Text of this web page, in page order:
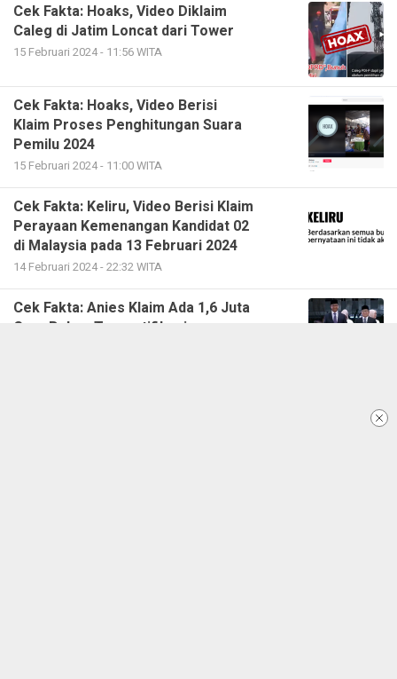
Cek Fakta: Hoaks, Video Diklaim
Caleg di Jatim Loncat dari Tower
15 Februari 2024 - 11:56 WITA
Cek Fakta: Hoaks, Video Berisi
Klaim Proses Penghitungan Suara
Pemilu 2024
15 Februari 2024 - 11:00 WITA
Cek Fakta: Keliru, Video Berisi Klaim
Perayaan Kemenangan Kandidat 02
di Malaysia pada 13 Februari 2024
14 Februari 2024 - 22:32 WITA
Cek Fakta: Anies Klaim Ada 1,6 Juta
Guru Belum Tersertifikasi,